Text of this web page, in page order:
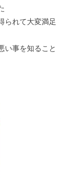
られて大変満足
い事を知ること